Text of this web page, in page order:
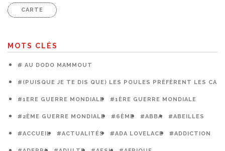
CARTE
MOTS CLÉS
# AU DODO MAMMOUT
#(PUISQUE JE TE DIS QUE) LES POULES PRÉFÈRENT LES
#1ERE GUERRE MONDIALE #1ÈRE GUERRE MONDIALE
#2ÈME GUERRE MONDIALE #6ÈME #ABBA #ABEILLES
#ACCUEIL #ACTUALITÉS #ADA LOVELACE #ADDICTION